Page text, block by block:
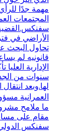
مهمة جدًا
المجتمعات
تحاول البحث
قانونيه لم
الإدارية
سنوات من
لها.وبعد
العمرانية
ما ملامح
سفنكس